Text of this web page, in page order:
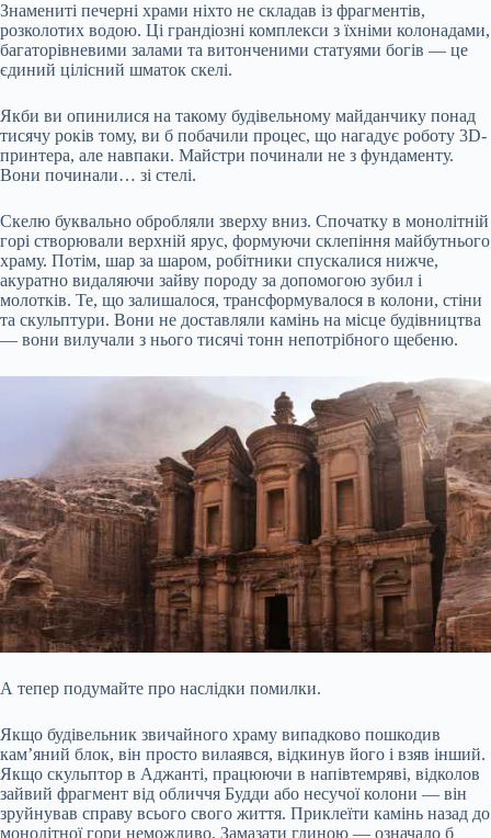
Знамениті печерні храми ніхто не складав із фрагментів,
розколотих водою. Ці грандіозні комплекси з їхніми колонадами,
багаторівневими залами та витонченими статуями богів — це
єдиний цілісний шматок скелі.
Якби ви опинилися на такому будівельному майданчику понад
тисячу років тому, ви б побачили процес, що нагадує роботу 3D-
принтера, але навпаки. Майстри починали не з фундаменту.
Вони починали… зі стелі.
Скелю буквально обробляли зверху вниз. Спочатку в монолітній
горі створювали верхній ярус, формуючи склепіння майбутнього
храму. Потім, шар за шаром, робітники спускалися нижче,
акуратно видаляючи зайву породу за допомогою зубил і
молотків. Те, що залишалося, трансформувалося в колони, стіни
та скульптури. Вони не доставляли камінь на місце будівництва
— вони вилучали з нього тисячі тонн непотрібного щебеню.
А тепер подумайте про наслідки помилки.
Якщо будівельник звичайного храму випадково пошкодив
кам’яний блок, він просто вилаявся, відкинув його і взяв інший.
Якщо скульптор в Аджанті, працюючи в напівтемряві, відколов
зайвий фрагмент від обличчя Будди або несучої колони — він
зруйнував справу всього свого життя. Приклеїти камінь назад до
монолітної гори неможливо. Замазати глиною — означало б